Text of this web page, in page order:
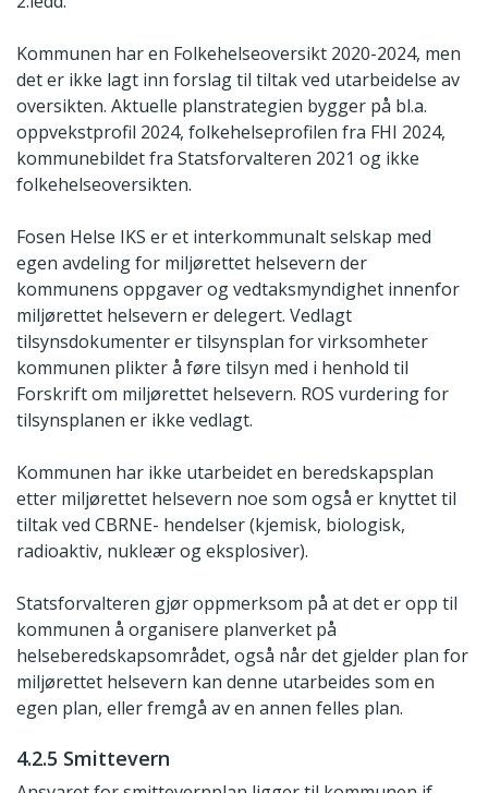
Kommunen har en Folkehelseoversikt 2020-2024, men
det er ikke lagt inn forslag til tiltak ved utarbeidelse av
oversikten. Aktuelle planstrategien bygger på bl.a.
oppvekstprofil 2024, folkehelseprofilen fra FHI 2024,
kommunebildet fra Statsforvalteren 2021 og ikke
folkehelseoversikten.
Fosen Helse IKS er et interkommunalt selskap med
egen avdeling for miljørettet helsevern der
kommunens oppgaver og vedtaksmyndighet innenfor
miljørettet helsevern er delegert. Vedlagt
tilsynsdokumenter er tilsynsplan for virksomheter
kommunen plikter å føre tilsyn med i henhold til
Forskrift om miljørettet helsevern. ROS vurdering for
tilsynsplanen er ikke vedlagt.
Kommunen har ikke utarbeidet en beredskapsplan
etter miljørettet helsevern noe som også er knyttet til
tiltak ved CBRNE- hendelser (kjemisk, biologisk,
radioaktiv, nukleær og eksplosiver).
Statsforvalteren gjør oppmerksom på at det er opp til
kommunen å organisere planverket på
helseberedskapsområdet, også når det gjelder plan for
miljørettet helsevern kan denne utarbeides som en
egen plan, eller fremgå av en annen felles plan.
4.2.5 Smittevern